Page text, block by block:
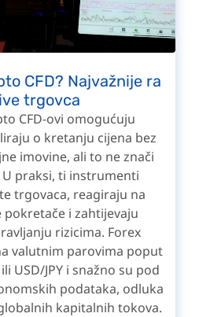
CFD? Najvažnije ra
trgovca
CFD-ovi omogućuju
o kretanju cijena bez
imovine, ali to ne znači
praksi, ti instrumenti
trgovaca, reagiraju na
i zahtijevaju
rizicima. Forex
valutnim parovima poput
USD/JPY i snažno su pod
podataka, odluka
kapitalnih tokova.